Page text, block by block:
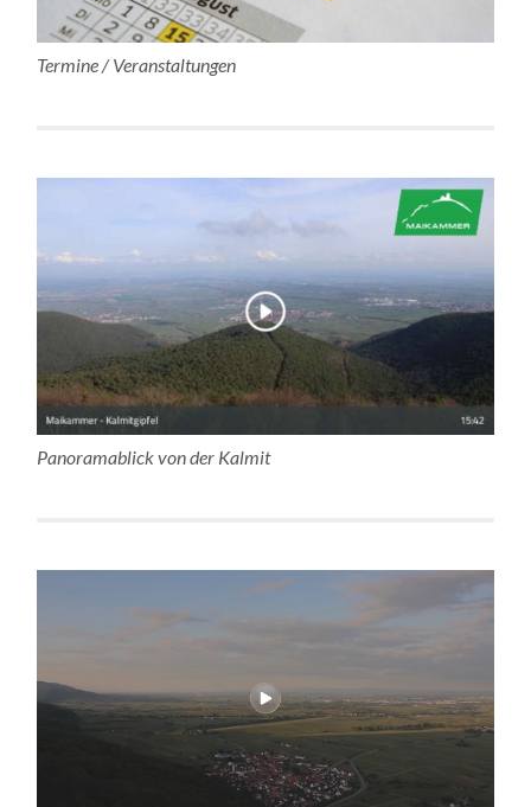
Termine / Veranstaltungen
Panoramablick von der Kalmit